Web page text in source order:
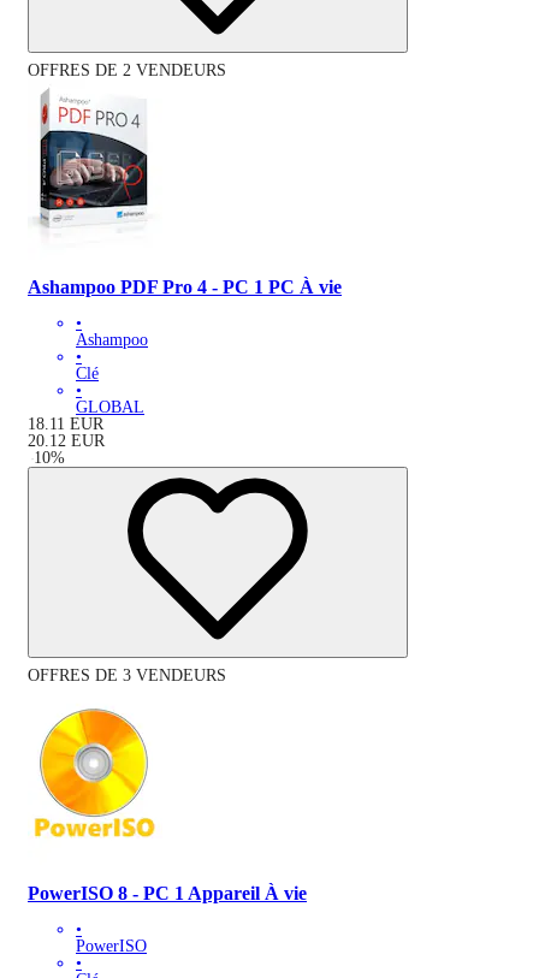
OFFRES DE 2 VENDEURS
Ashampoo PDF Pro 4 - PC 1 PC À vie
•
Ashampoo
•
Clé
•
GLOBAL
18.11 EUR
20.12 EUR
-10%
OFFRES DE 3 VENDEURS
PowerISO 8 - PC 1 Appareil À vie
•
PowerISO
•